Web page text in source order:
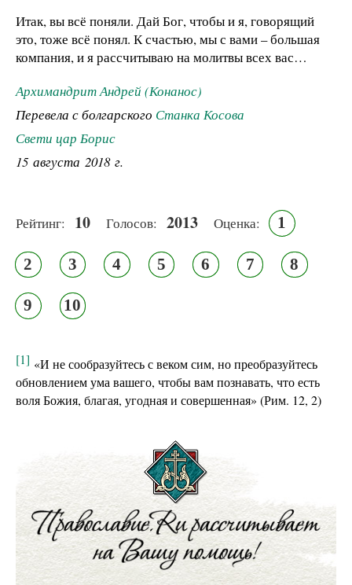
Итак, вы всё поняли. Дай Бог, чтобы и я, говорящий
это, тоже всё понял. К счастью, мы с вами – большая
компания, и я рассчитываю на молитвы всех вас…
Архимандрит Андрей (Конанос)
Перевела с болгарского Станка Косова
Свети цар Борис
15 августа 2018 г.
Рейтинг: 10 Голосов: 2013 Оценка: 1
2 3 4 5 6 7 8
9 10
[1] «И не сообразуйтесь с веком сим, но преобразуйтесь
обновлением ума вашего, чтобы вам познавать, что есть
воля Божия, благая, угодная и совершенная» (Рим. 12, 2)